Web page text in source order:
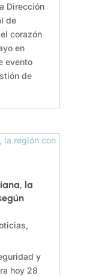
Dirección
de
corazón
en
evento
de
la
,
y
hoy 28